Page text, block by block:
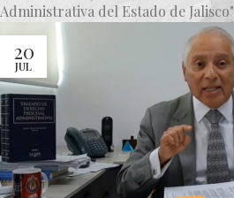
Administrativa del Estado de Jalisco"
20
JUL